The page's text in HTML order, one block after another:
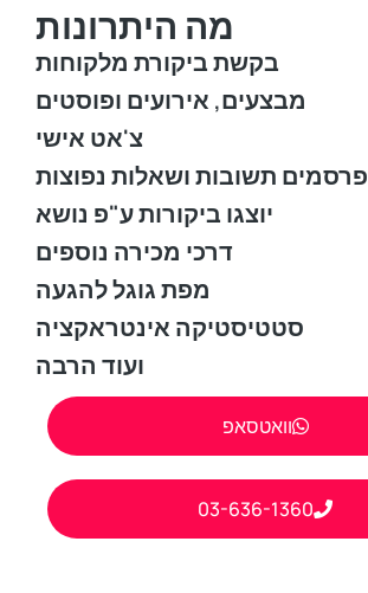
מה היתרונות
בקשת ביקורת מלקוחות
מבצעים, אירועים ופוסטים
צ'אט אישי
פרסמים תשובות ושאלות נפוצות
יוצגו ביקורות ע"פ נושא
דרכי מכירה נוספים
מפת גוגל להגעה
סטטיסטיקה אינטראקציה
ועוד הרבה
וואטסאפ
03-636-1360